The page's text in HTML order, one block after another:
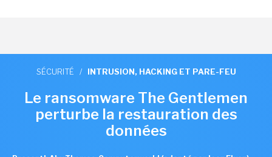
SÉCURITÉ / INTRUSION, HACKING ET PARE-FEU
Le ransomware The Gentlemen
perturbe la restauration des
données